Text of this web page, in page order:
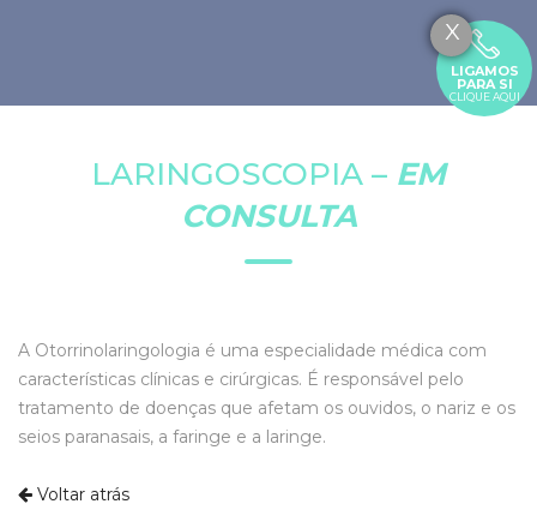
X
LIGAMOS
PARA SI
CLIQUE AQUI
LARINGOSCOPIA – EM
CONSULTA
A Otorrinolaringologia é uma especialidade médica com
características clínicas e cirúrgicas. É responsável pelo
tratamento de doenças que afetam os ouvidos, o nariz e os
seios paranasais, a faringe e a laringe.
Voltar atrás